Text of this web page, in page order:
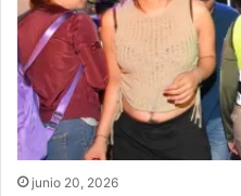
junio 20, 2026